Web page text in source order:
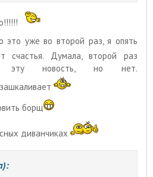
это уже во второй раз, я опять
счастья. Думала, второй раз
эту новость, но нет.
борщ
диванчиках